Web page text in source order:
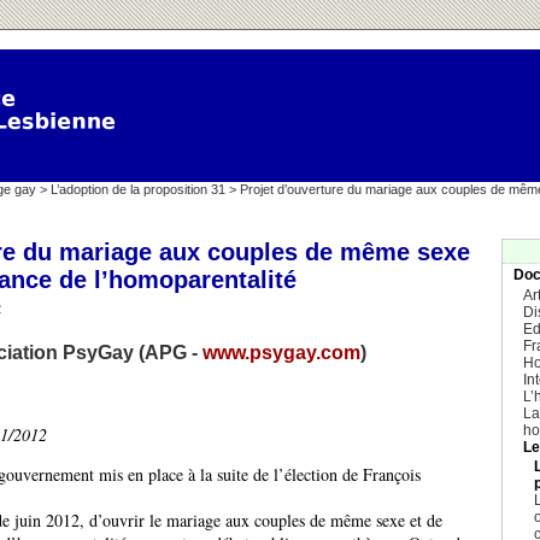
gay > L’adoption de la proposition 31 > Projet d’ouverture du mariage aux couples de
du mariage aux couples de même sexe
de l’homoparentalité
PsyGay (APG - www.psygay.com)
2012
mis en place à la suite de l’élection de François
juin 2012, d’ouvrir le mariage aux couples de même sexe et de